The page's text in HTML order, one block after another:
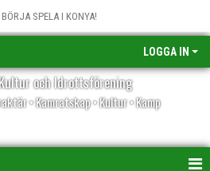
BÖRJA SPELA I KONYA!
LOGGA IN
och Idrottsförening
• Kamratskap • Kultur • Kamp